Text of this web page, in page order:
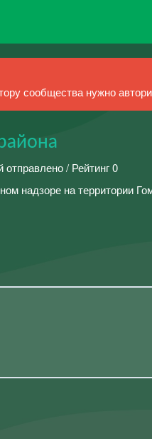
сообщества нужно
отправлено / Рейтинг 0
надзоре на территории